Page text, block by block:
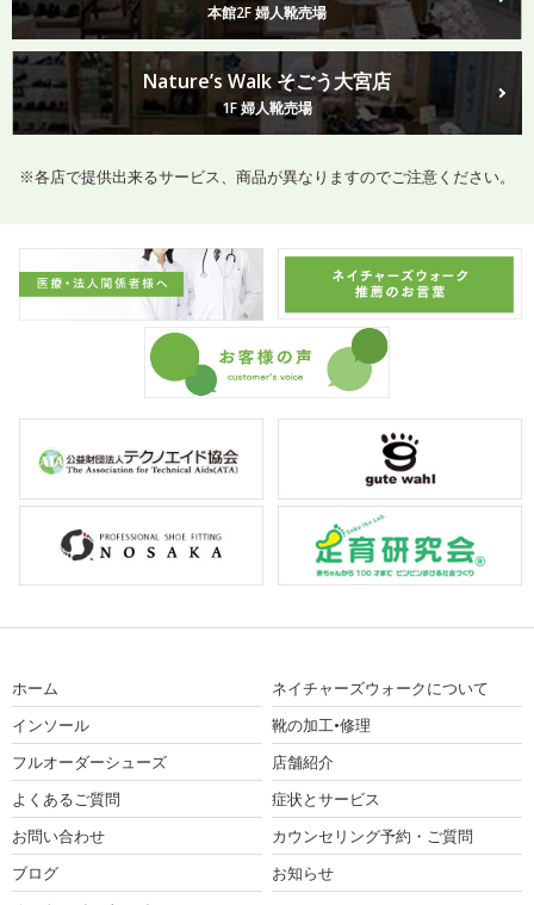
本館2F 婦人靴売場
Nature’s Walk そごう大宮店
1F 婦人靴売場
※各店で提供出来るサービス、商品が異なりますのでご注意ください。
ホーム
ネイチャーズウォークについて
インソール
靴の加工•修理
フルオーダーシューズ
店舗紹介
よくあるご質問
症状とサービス
お問い合わせ
カウンセリング予約・ご質問
ブログ
お知らせ